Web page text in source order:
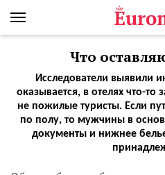
Что
Исследователи выявили
оказывается, в отелях что-
не пожилые туристы. Если
по полу, то мужчины в
документы и нижнее